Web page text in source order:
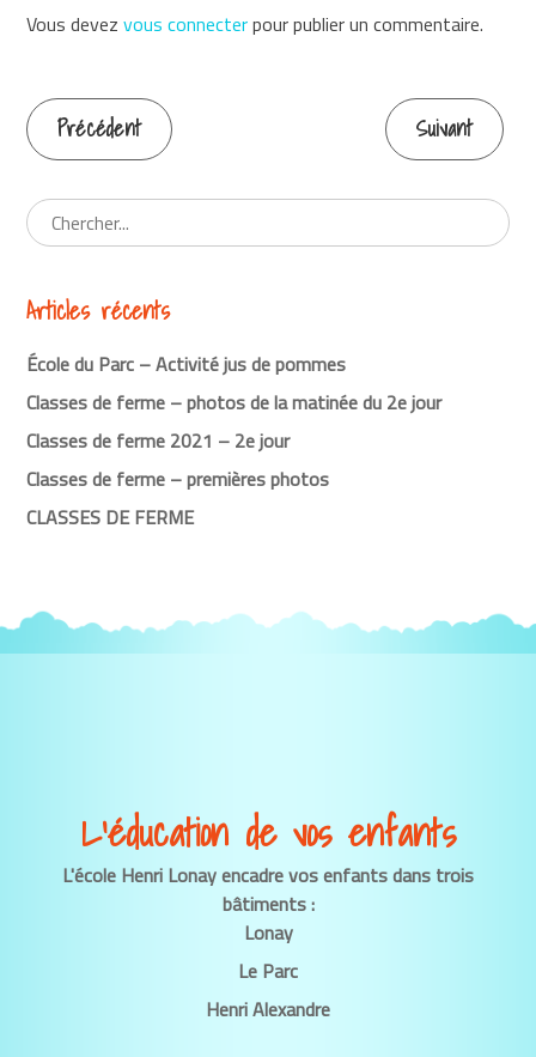
Vous devezvous connecterpour publier un commentaire.
Continuer
la
lecture
Précédent Suivant
Articles récents
École du Parc – Activité jus de pommes
Classes de ferme – photos de la matinée du 2e jour
Classes de ferme 2021 – 2e jour
Classes de ferme – premières photos
CLASSES DE FERME
L’éducation de vos enfants
L'école Henri Lonay encadre vos enfants dans trois
bâtiments :
Lonay
Le Parc
Henri Alexandre